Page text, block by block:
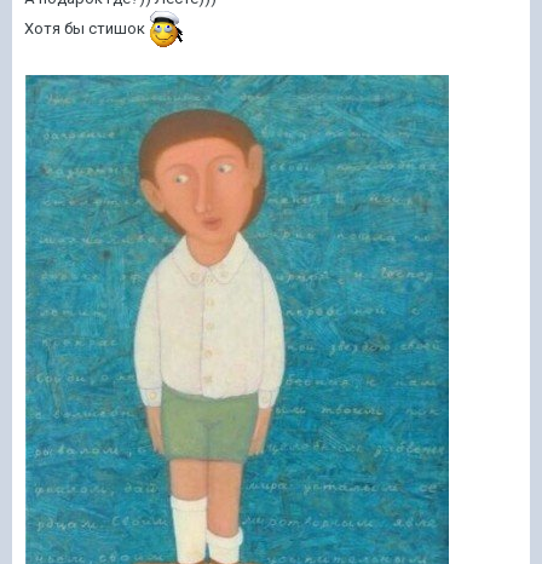
Хотя бы стишок